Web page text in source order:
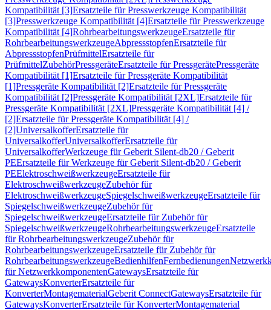
Kompatibilität [3]Ersatzteile für Presswerkzeuge Kompatibilität
[3]Presswerkzeuge Kompatibilität [4]Ersatzteile für Presswerkzeuge
Kompatibilität [4]RohrbearbeitungswerkzeugeErsatzteile für
RohrbearbeitungswerkzeugeAbpressstopfenErsatzteile für
AbpressstopfenPrüfmittelErsatzteile für
PrüfmittelZubehörPressgeräteErsatzteile für PressgerätePressgeräte
Kompatibilität [1]Ersatzteile für Pressgeräte Kompatibilität
[1]Pressgeräte Kompatibilität [2]Ersatzteile für Pressgeräte
Kompatibilität [2]Pressgeräte Kompatibilität [2XL]Ersatzteile für
Pressgeräte Kompatibilität [2XL]Pressgeräte Kompatibilität [4] /
[2]Ersatzteile für Pressgeräte Kompatibilität [4] /
[2]UniversalkofferErsatzteile für
UniversalkofferUniversalkofferErsatzteile für
UniversalkofferWerkzeuge für Geberit Silent-db20 / Geberit
PEErsatzteile für Werkzeuge für Geberit Silent-db20 / Geberit
PEElektroschweißwerkzeugeErsatzteile für
ElektroschweißwerkzeugeZubehör für
ElektroschweißwerkzeugeSpiegelschweißwerkzeugeErsatzteile für
SpiegelschweißwerkzeugeZubehör für
SpiegelschweißwerkzeugeErsatzteile für Zubehör für
SpiegelschweißwerkzeugeRohrbearbeitungswerkzeugeErsatzteile
für RohrbearbeitungswerkzeugeZubehör für
RohrbearbeitungswerkzeugeErsatzteile für Zubehör für
RohrbearbeitungswerkzeugeBedienhilfenFernbedienungen
für NetzwerkkomponentenGatewaysErsatzteile für
GatewaysKonverterErsatzteile für
KonverterMontagematerialGeberit ConnectGatewaysErsatzteile für
GatewaysKonverterErsatzteile für KonverterMontagematerial